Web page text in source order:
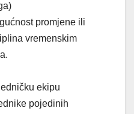
promjene ili
vremenskim
ekipu
pojedinih